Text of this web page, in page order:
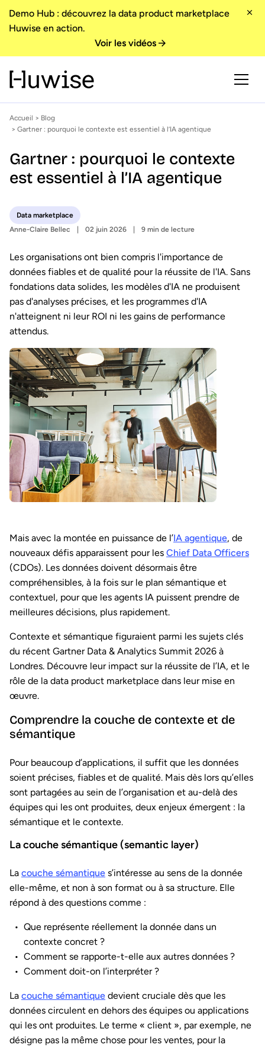
Demo Hub : découvrez la data product marketplace
Huwise en action.
Voir les vidéos
Accueil > Blog
> Gartner : pourquoi le contexte est essentiel à l’IA agentique
Gartner : pourquoi le contexte
est essentiel à l’IA agentique
Data marketplace
Anne-Claire Bellec
02 juin 2026 9 min de lecture
Les organisations ont bien compris l'importance de
données fiables et de qualité pour la réussite de l'IA. Sans
fondations data solides, les modèles d'IA ne produisent
pas d'analyses précises, et les programmes d'IA
n'atteignent ni leur ROI ni les gains de performance
attendus.
Mais avec la montée en puissance de l’IA agentique, de
nouveaux défis apparaissent pour les Chief Data Officers
(CDOs). Les données doivent désormais être
compréhensibles, à la fois sur le plan sémantique et
contextuel, pour que les agents IA puissent prendre de
meilleures décisions, plus rapidement.
Contexte et sémantique figuraient parmi les sujets clés
du récent Gartner Data & Analytics Summit 2026 à
Londres. Découvre leur impact sur la réussite de l’IA, et le
rôle de la data product marketplace dans leur mise en
œuvre.
Comprendre la couche de contexte et de
sémantique
Pour beaucoup d’applications, il suffit que les données
soient précises, fiables et de qualité. Mais dès lors qu’elles
sont partagées au sein de l’organisation et au-delà des
équipes qui les ont produites, deux enjeux émergent : la
sémantique et le contexte.
La couche sémantique (semantic layer)
La couche sémantique s’intéresse au sens de la donnée
elle-même, et non à son format ou à sa structure. Elle
répond à des questions comme :
Que représente réellement la donnée dans un
contexte concret ?
Comment se rapporte-t-elle aux autres données ?
Comment doit-on l’interpréter ?
La couche sémantique devient cruciale dès que les
données circulent en dehors des équipes ou applications
qui les ont produites. Le terme « client », par exemple, ne
désigne pas la même chose pour les ventes, pour la